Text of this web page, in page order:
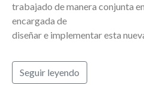
trabajado de manera conjunta
encargada de
diseñar e implementar esta
Seguir leyendo